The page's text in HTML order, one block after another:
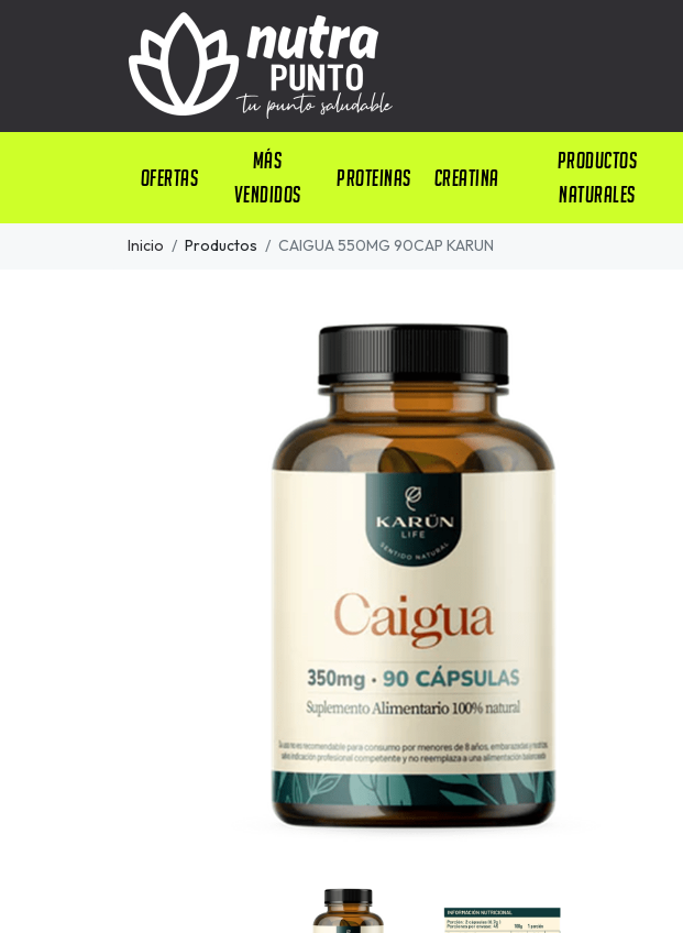
OFERTAS
Más
Vendidos
PROTEINAS CREATINA
PRODUCTOS
NATURALES
Inicio Productos CAIGUA 550MG 90CAP KARUN